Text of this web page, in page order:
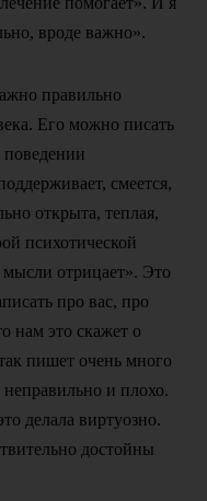
вроде важно».
правильно
Его можно писать
смеется,
открыта, теплая,
психотической
отрицает». Это
про вас, про
нам это скажет о
пишет очень много
и плохо.
делала виртуозно.
достойны